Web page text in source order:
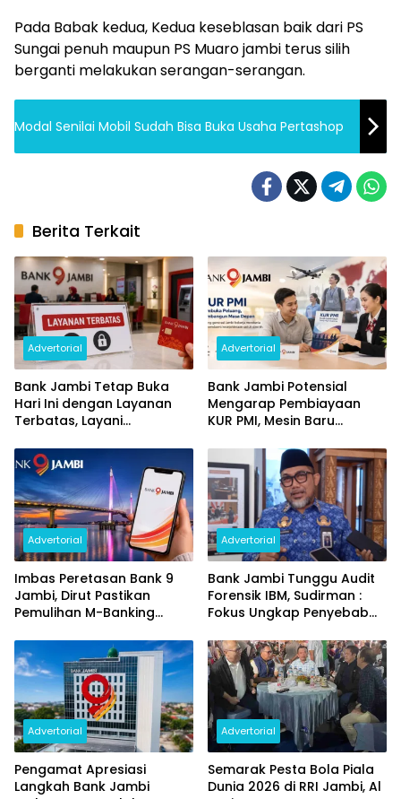
Pada Babak kedua, Kedua keseblasan baik dari PS
Sungai penuh maupun PS Muaro jambi terus silih
berganti melakukan serangan-serangan.
Modal Senilai Mobil Sudah Bisa Buka Usaha Pertashop
Berita Terkait
Advertorial
Bank Jambi Tetap Buka
Hari Ini dengan Layanan
Terbatas, Layani
dan Perubahan PIN
Advertorial
Bank Jambi Potensial
Mengarap Pembiayaan
KUR PMI, Mesin Baru
Daerah
Advertorial
Imbas Peretasan Bank 9
Jambi, Dirut Pastikan
Pemulihan M-Banking
Advertorial
Bank Jambi Tunggu Audit
Forensik IBM, Sudirman :
Fokus Ungkap Penyebab
Rp144 Miliar
Advertorial
Pengamat Apresiasi
Langkah Bank Jambi
Advertorial
Semarak Pesta Bola Piala
Dunia 2026 di RRI Jambi, Al